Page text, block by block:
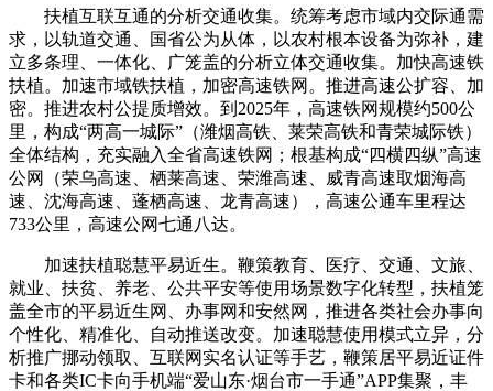
扶植互联互通的分析交通收集。统筹考虑市域内交际通需
求，以轨道交通、国省公为从体，以农村根本设备为弥补，建
立多条理、一体化、广笼盖的分析立体交通收集。加快高速铁
扶植。加速市域铁扶植，加密高速铁网。推进高速公扩容、加
密。推进农村公提质增效。到2025年，高速铁网规模约500公
里，构成“两高一城际”（潍烟高铁、莱荣高铁和青荣城际铁）
全体结构，充实融入全省高速铁网；根基构成“四横四纵”高速
公网（荣乌高速、栖莱高速、荣潍高速、威青高速取烟海高
速、沈海高速、蓬栖高速、龙青高速），高速公通车里程达
733公里，高速公网七通八达。
加速扶植聪慧平易近生。鞭策教育、医疗、交通、文旅、
就业、扶贫、养老、公共平安等使用场景数字化转型，扶植笼
盖全市的平易近生网、办事网和安然网，推进各类社会办事向
个性化、精准化、自动推送改变。加速聪慧使用模式立异，分
析推广挪动领取、互联网实名认证等手艺，鞭策居平易近证件
卡和各类IC卡向手机端“爱山东·烟台市一手通”APP集聚，丰